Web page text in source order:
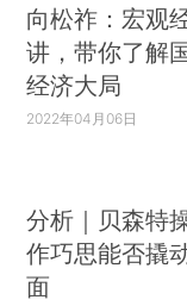
向松祚：宏观
讲，带你了解
经济大局
2022年04月06日
分析｜贝森特
作巧思能否撬
面